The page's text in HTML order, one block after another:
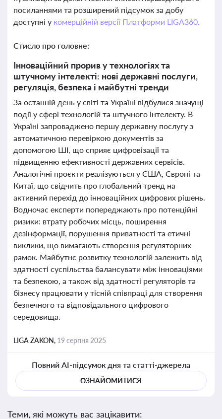
посиланнями та розширений підсумок за добу
доступні у комерційній версії Платформи LIGA360.
Стисло про головне:
Інноваційний прорив у технологіях та
штучному інтелекті: нові державні послуги,
регуляція, безпека і майбутні тренди
За останній день у світі та Україні відбулися значущі
події у сфері технологій та штучного інтелекту. В
Україні запроваджено першу державну послугу з
автоматичною перевіркою документів за
допомогою ШІ, що сприяє цифровізації та
підвищенню ефективності державних сервісів.
Аналогічні проєкти реалізуються у США, Європі та
Китаї, що свідчить про глобальний тренд на
активний перехід до інноваційних цифрових рішень.
Водночас експерти попереджають про потенційні
ризики: втрату робочих місць, поширення
дезінформації, порушення приватності та етичні
виклики, що вимагають створення регуляторних
рамок. Майбутнє розвитку технологій залежить від
здатності суспільства балансувати між інноваціями
та безпекою, а також від здатності регуляторів та
бізнесу працювати у тісній співпраці для створення
безпечного та відповідального цифрового
середовища.
LIGA ZAKON, 19 серпня 2025
Повний AI-підсумок дня та статті-джерела
ОЗНАЙОМИТИСЯ
Теми, які можуть вас зацікавити: